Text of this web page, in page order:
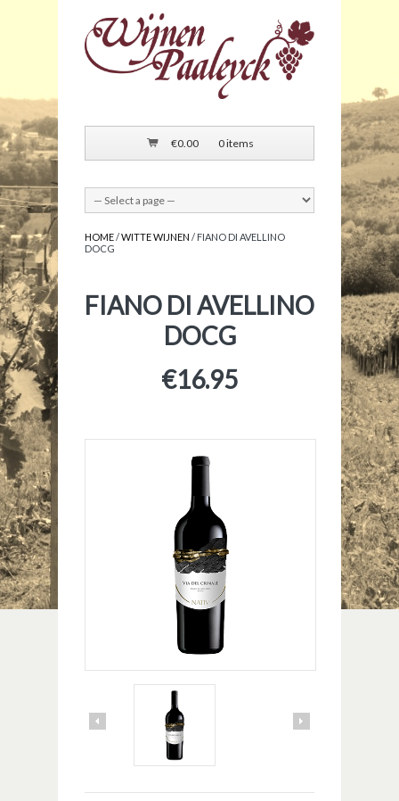
€0.00 0 items
HOME/WITTE WIJNEN / FIANO DI AVELLINO
DOCG
FIANO DI AVELLINO
DOCG
€16.95